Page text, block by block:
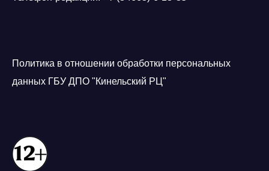
Политика в отношении обработки персональных
данных ГБУ ДПО "Кинельский РЦ"